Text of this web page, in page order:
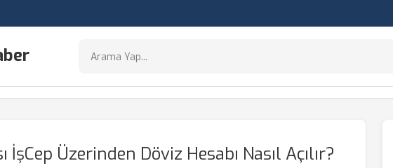
İşCep Üzerinden Döviz Hesabı Nasıl Açılır?